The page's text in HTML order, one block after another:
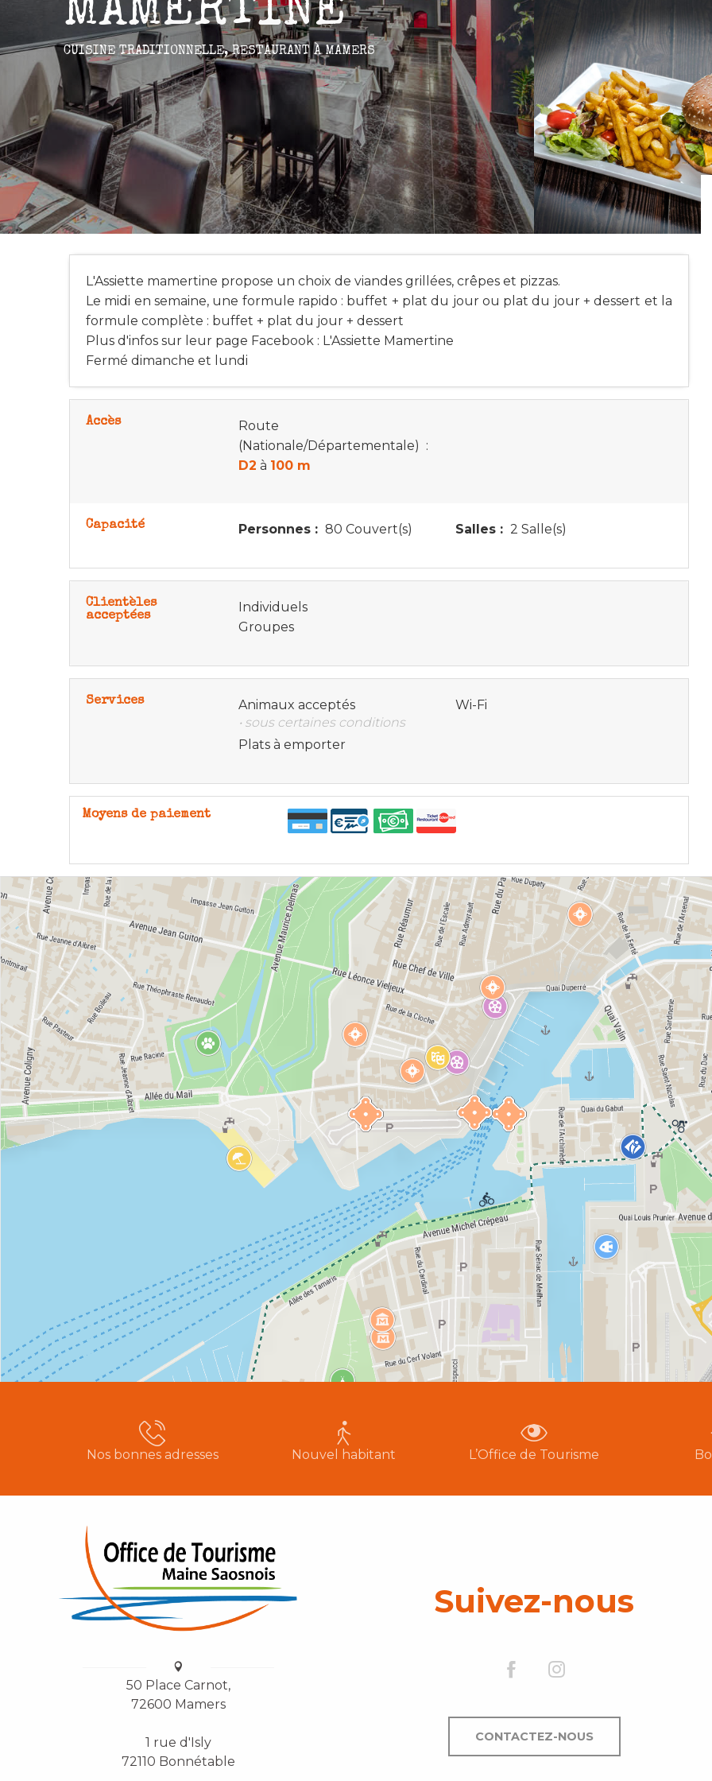
MAMERTINE
CUISINE TRADITIONNELLE,RESTAURANT À MAMERS
L'Assiette mamertine propose un choix de viandes grillées, crêpes et pizzas.
Le midi en semaine, une formule rapido : buffet + plat du jour ou plat du jour + dessert et la
formule complète : buffet + plat du jour + dessert
Plus d'infos sur leur page Facebook : L'Assiette Mamertine
Fermé dimanche et lundi
Accès
Route
(Nationale/Départementale) :
D2 à 100 m
Capacité Personnes : 80 Couvert(s) Salles : 2 Salle(s)
Clientèles
acceptées
Individuels
Groupes
Services
Animaux acceptés
• sous certaines conditions
Plats à emporter
Wi-Fi
Moyens de paiement
Nos bonnes adresses Nouvel habitant L’Office de Tourisme
50 Place Carnot,
72600 Mamers
1 rue d'Isly
72110 Bonnétable
Suivez-nous
CONTACTEZ-NOUS